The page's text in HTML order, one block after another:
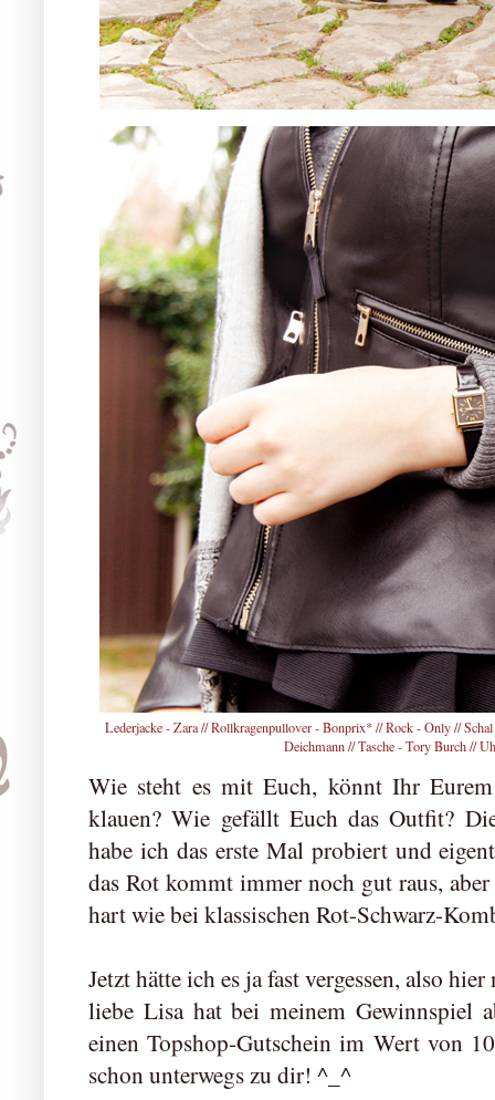
Lederjacke - Zara // Rollkragenpullover - Bonprix* // Rock - Only //
Deichmann // Tasche - Tory Burch //
Wie steht es mit Euch, könnt Ihr
klauen? Wie gefällt Euch das Outfit?
habe ich das erste Mal probiert und
das Rot kommt immer noch gut raus,
hart wie bei klassischen Rot-Schwarz-
Jetzt hätte ich es ja fast vergessen, also
liebe Lisa hat bei meinem Gewinnspiel
einen Topshop-Gutschein im Wert von
schon unterwegs zu dir! ^_^